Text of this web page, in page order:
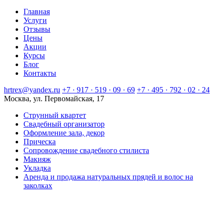
Главная
Услуги
Отзывы
Цены
Акции
Курсы
Блог
Контакты
hrtrex@yandex.ru +7 · 917 · 519 · 09 · 69 +7 · 495 · 792 · 02 · 24
Москва, ул. Первомайская, 17
Струнный квартет
Свадебный организатор
Оформление зала, декор
Прическа
Сопровождение свадебного стилиста
Макияж
Укладка
Аренда и продажа натуральных прядей и волос на
заколках